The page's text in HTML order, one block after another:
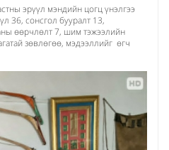
эрүүл мэндийн цогц үнэлгээ
36, сонсгол бууралт 13,
өөрчлөлт 7, шим тэжээлийн
зөвлөгөө, мэдээллийг өгч